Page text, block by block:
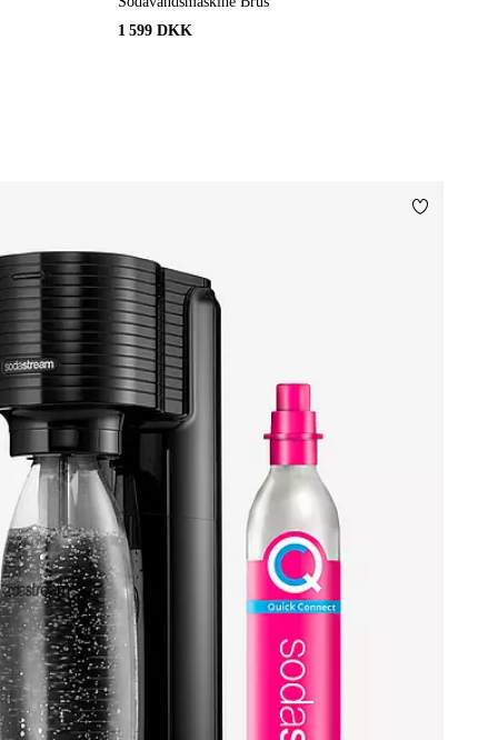
Tilføj til
1 599 DKK